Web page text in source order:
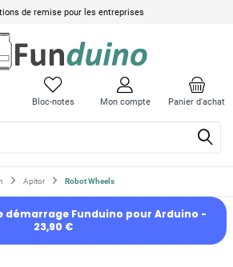
de remise pour les entreprises
Panier d'achat
Bloc-notes Mon compte
Apitor Robot Wheels
de démarrage Funduino pour Arduino -
23,90 €